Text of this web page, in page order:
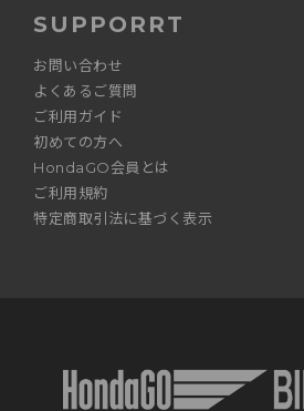
SUPPORRT
お問い合わせ
よくあるご質問
ご利用ガイド
初めての方へ
HondaGO会員とは
ご利用規約
特定商取引法に基づく表示